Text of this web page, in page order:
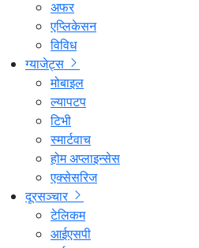
अफर
एप्लिकेसन
विविध
ग्याजेट्स
मोबाइल
ल्यापटप
टिभी
स्मार्टवाच
होम अप्लाइन्सेस
एक्सेसरिज
दूरसञ्चार
टेलिकम
आईएसपी